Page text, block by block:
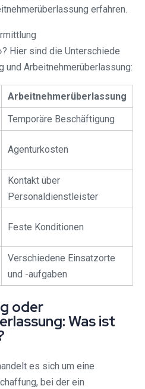
erfahren.
Hier sind die Unterschiede
und Arbeitnehmerüberlassung:
Arbeitnehmerüberlassung
Temporäre Beschäftigung
Agenturkosten
Kontakt über
Personaldienstleister
Feste Konditionen
Verschiedene Einsatzorte
und -aufgaben
oder
Was ist
es sich um eine
bei der ein